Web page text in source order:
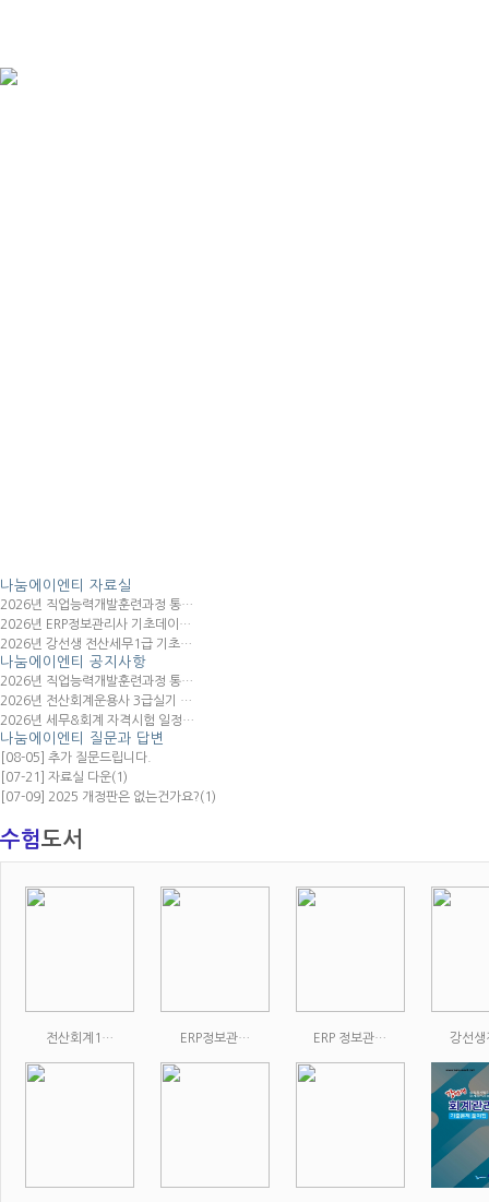
나눔에이엔티 자료실
2026년 직업능력개발훈련과정 통…
2026년 ERP정보관리사 기초데이…
2026년 강선생 전산세무1급 기초…
나눔에이엔티 공지사항
2026년 직업능력개발훈련과정 통…
2026년 전산회계운용사 3급실기 …
2026년 세무&회계 자격시험 일정…
나눔에이엔티 질문과 답변
[08-05] 추가 질문드립니다.
[07-21] 자료실 다운(1)
[07-09] 2025 개정판은 없는건가요?(1)
수험도서
전산회계1… ERP정보관… ERP 정보관… 강선